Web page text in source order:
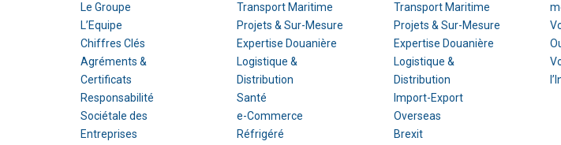
Le Groupe
L’Equipe
Chiffres Clés
Agréments &
Certificats
Responsabilité
Sociétale des
Entreprises
Transport Maritime
Projets & Sur-Mesure
Expertise Douanière
Logistique &
Distribution
Santé
e-Commerce
Réfrigéré
Transport Maritime
Projets & Sur-Mesure
Expertise Douanière
Logistique &
Distribution
Import-Export
Overseas
Brexit